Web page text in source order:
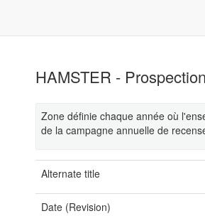
HAMSTER -
Zone définie chaque année où
de la campagne annuelle de
Alternate title
Date (Revision)